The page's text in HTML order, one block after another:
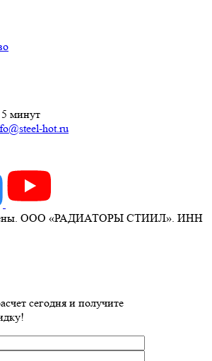
5 минут
hot.ru
ООО «РАДИАТОРЫ СТИИЛ». ИНН
сегодня и получите